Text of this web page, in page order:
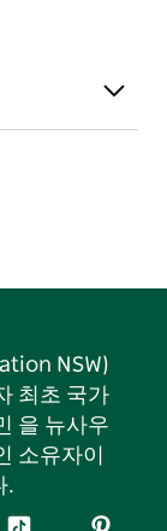
NSW)
최초 국가
을 뉴사우
소유자이
.